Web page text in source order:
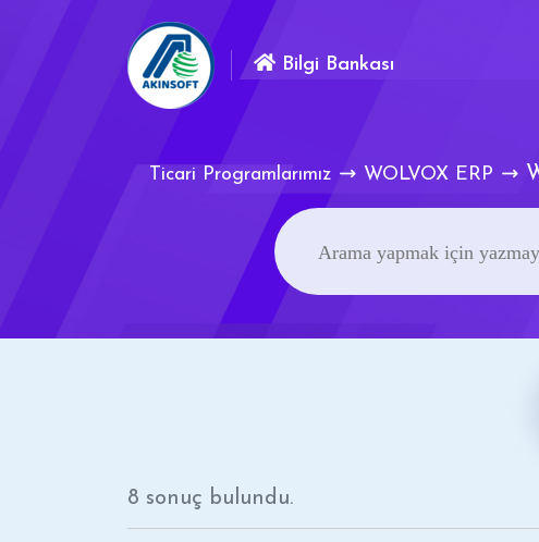
Bilgi Bankası
Ticari Programlarımız WOLVOX ERP
8 sonuç bulundu.